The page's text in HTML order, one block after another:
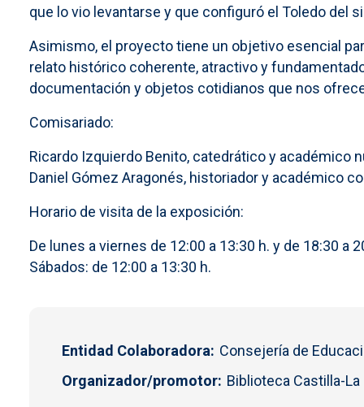
que lo vio levantarse y que configuró el Toledo del
Asimismo, el proyecto tiene un objetivo esencial
relato histórico coherente, atractivo y
documentación y objetos cotidianos que nos
Comisariado:
Ricardo Izquierdo Benito, catedrático y académico
Daniel Gómez Aragonés, historiador y académico
Horario de visita de la exposición:
De lunes a viernes de 12:00 a 13:30 h. y de 18:30 a
Sábados: de 12:00 a 13:30 h.
Entidad Colaboradora
Consejería de
Organizador/promotor Biblioteca Castilla-La